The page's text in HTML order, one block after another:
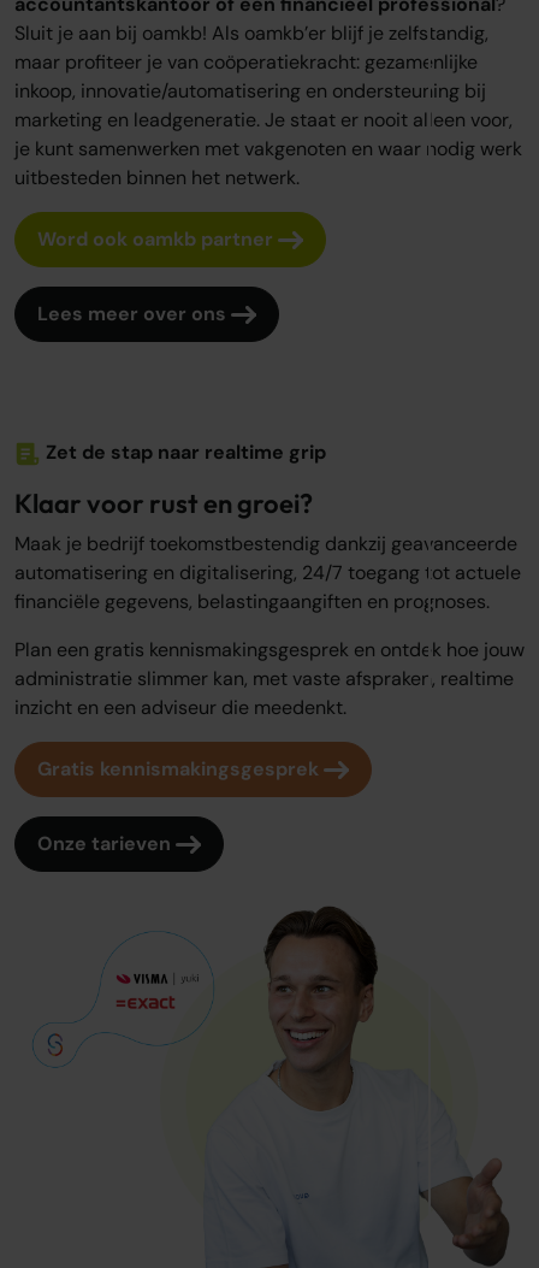
Sluit je aan bij oamkb! Als oamkb’er blijf je zelfstandig,
maar profiteer je van coöperatiekracht: gezamenlijke
inkoop, innovatie/automatisering en ondersteuning bij
marketing en leadgeneratie. Je staat er nooit alleen voor,
je kunt samenwerken met vakgenoten en waar nodig werk
uitbesteden binnen het netwerk.
Word ook oamkb partner
Lees meer over ons
Zet de stap naar realtime grip
Klaar voor rust en groei?
Maak je bedrijf toekomstbestendig dankzij geavanceerde
automatisering en digitalisering, 24/7 toegang tot actuele
financiële gegevens, belastingaangiften en prognoses.
Plan een gratis kennismakingsgesprek en ontdek hoe jouw
administratie slimmer kan, met vaste afspraken, realtime
inzicht en een adviseur die meedenkt.
Gratis kennismakingsgesprek
Onze tarieven